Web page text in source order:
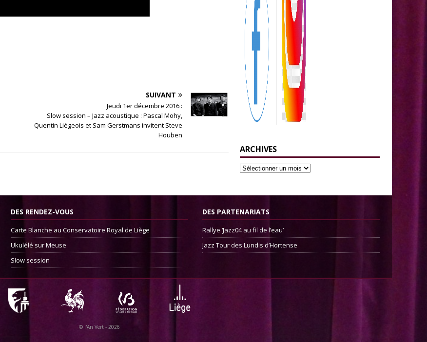
SUIVANT
Jeudi 1er décembre 2016 :
Slow session – Jazz acoustique : Pascal Mohy,
Quentin Liégeois et Sam Gerstmans invitent Steve
Houben
ARCHIVES
DES RENDEZ-VOUS
Carte Blanche au Conservatoire Royal de Liège
Ukulélé sur Meuse
Slow session
DES PARTENARIATS
Rallye ‘Jazz04 au fil de l’eau’
Jazz Tour des Lundis d’Hortense
© l'An Vert - 2026